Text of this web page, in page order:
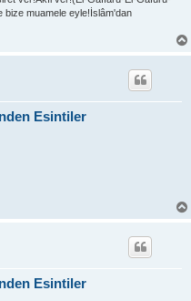
bize muamele eyle!İslâm'dan
Esintiler
Esintiler